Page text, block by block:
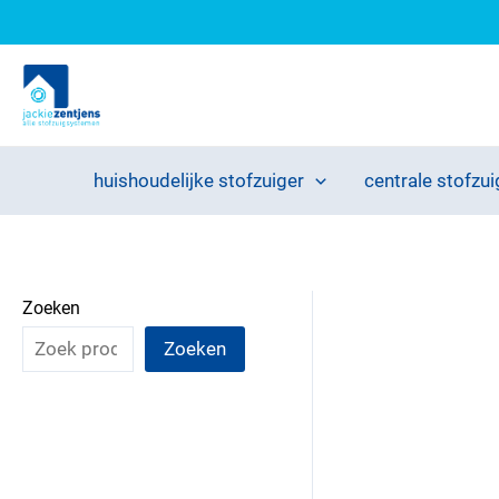
naar
inhoud
huishoudelijke stofzuiger centrale
Zoeken
Zoeken